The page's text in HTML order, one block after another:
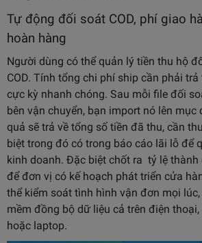
Tự động đối soát COD, phí giao
hoàn hàng
Người dùng có thể quản lý tiền thu hộ
COD. Tính tổng chi phí ship cần phải
cực kỳ nhanh chóng. Sau mỗi file đối
bên vận chuyển, bạn import nó lên mục
quả sẽ trả về tổng số tiền đã thu, cần
biệt trong đó có trong báo cáo lãi lỗ để
kinh doanh. Đặc biệt chốt ra tỷ lệ thành
để đơn vị có kế hoạch phát triển cửa
thể kiểm soát tình hình vận đơn mọi
mềm đồng bộ dữ liệu cả trên điện thoại,
hoặc laptop.